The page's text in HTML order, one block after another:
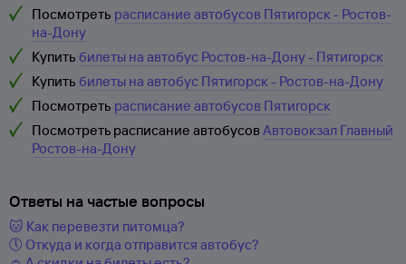
Посмотреть расписание автобусов Пятигорск - Ростов-
на-Дону
Купить билеты на автобус Ростов-на-Дону - Пятигорск
Купить билеты на автобус Пятигорск - Ростов-на-Дону
Посмотреть расписание автобусов Пятигорск
Посмотреть расписание автобусовАвтовокзал Главный
Ростов-на-Дону
Ответы на частые вопросы
🐱 Как перевезти питомца?
🕔 Откуда и когда отправится автобус?